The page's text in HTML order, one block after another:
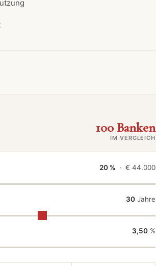
100 Banken
IM VERGLEICH
20 % · € 44.000
30 Jahre
3,50 %